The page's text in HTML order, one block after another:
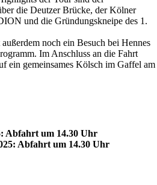
die Deutzer Brücke, der Kölner
und die Gründungskneipe des 1.
noch ein Besuch bei Hennes
Im Anschluss an die Fahrt
ein gemeinsames Kölsch im Gaffel am
Abfahrt um 14.30 Uhr
Abfahrt um 14.30 Uhr